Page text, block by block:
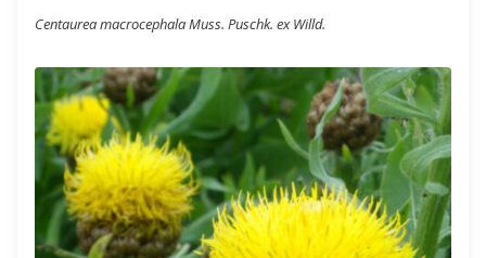
Centaurea macrocephala Muss. Puschk. ex Willd.